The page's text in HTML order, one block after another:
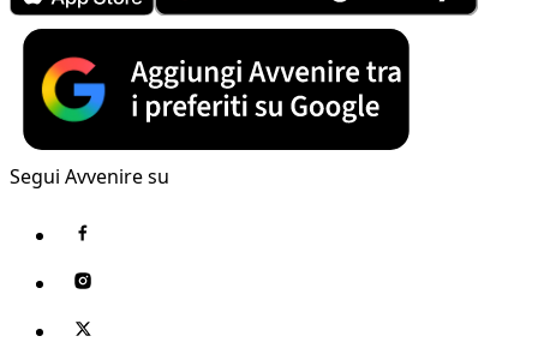
Segui Avvenire su